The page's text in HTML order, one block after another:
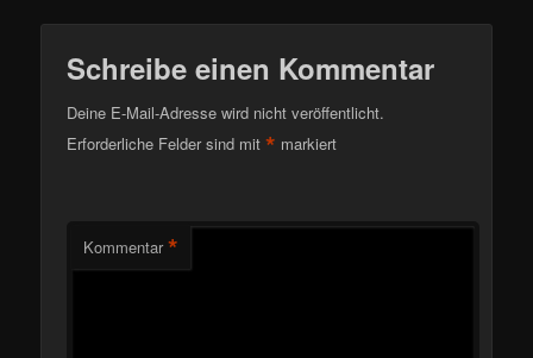
Schreibe einen Kommentar
Deine E-Mail-Adresse wird nicht veröffentlicht.
Erforderliche Felder sind mit* markiert
Kommentar *